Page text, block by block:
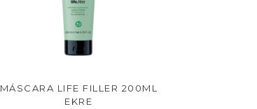
MÁSCARA LIFE FILLER 200ML
EKRE